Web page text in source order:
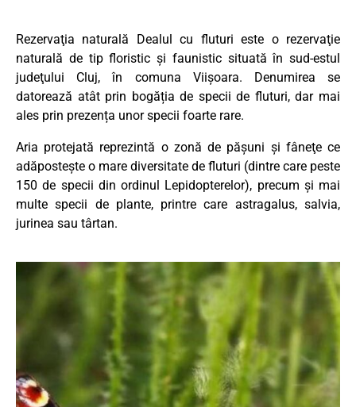
Rezervaţia naturală Dealul cu fluturi este o rezervaţie
naturală de tip floristic şi faunistic situată în sud-estul
judeţului Cluj, în comuna Viişoara. Denumirea se
datorează atât prin bogăția de specii de fluturi, dar mai
ales prin prezența unor specii foarte rare.
Aria protejată reprezintă o zonă de păşuni şi fâneţe ce
adăposteşte o mare diversitate de fluturi (dintre care peste
150 de specii din ordinul Lepidopterelor), precum şi mai
multe specii de plante, printre care astragalus, salvia,
jurinea sau târtan.